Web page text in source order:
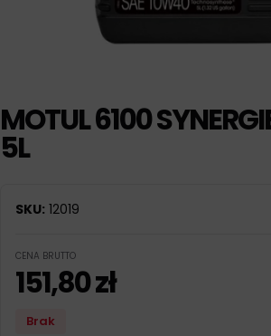
MOTUL 6100
5L
SKU: 12019
CENA BRUTTO
151,80zł
Brak